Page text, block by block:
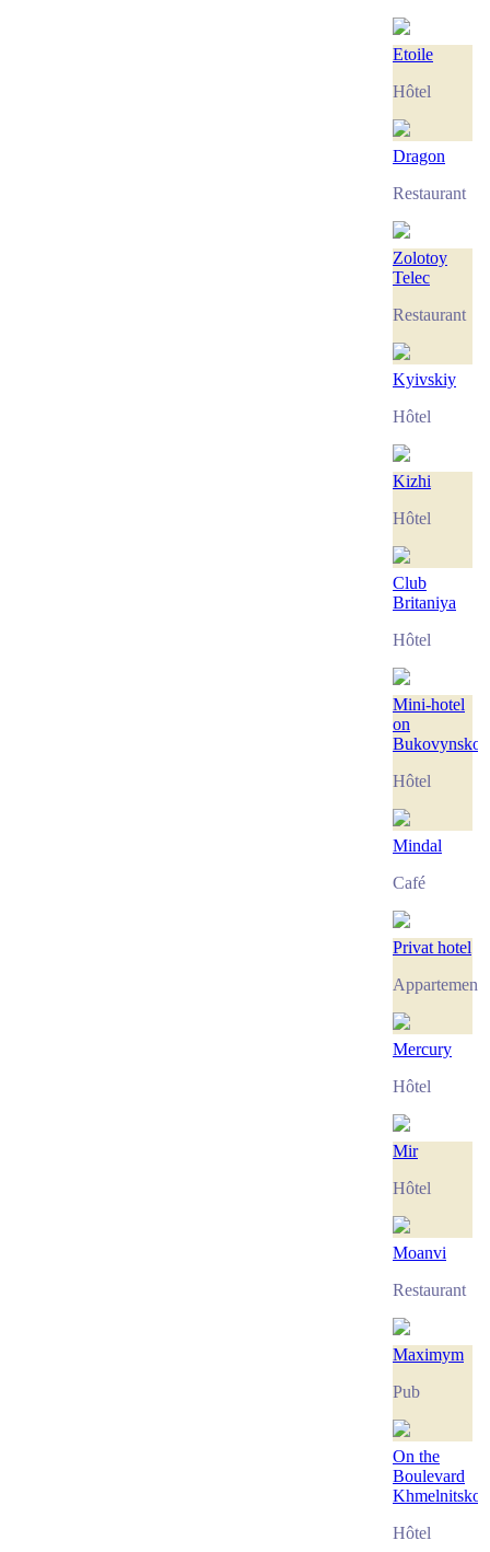
Etoile
Hôtel
Dragon
Restaurant
Zolotoy
Telec
Restaurant
Kyivskiy
Hôtel
Kizhi
Hôtel
Club
Britaniya
Hôtel
Mini-hotel
on
Bukovynskoy
Hôtel
Mindal
Café
Privat hotel
Appartement
Mercury
Hôtel
Mir
Hôtel
Moanvi
Restaurant
Maximym
Pub
On the
Boulevard
Hôtel